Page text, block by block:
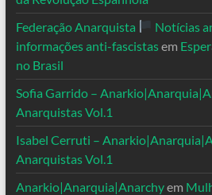
Federação Anarquista
Notícias
informações anti-fascistasem
no Brasil
Sofia Garrido –
Anarquistas Vol.1
Isabel Cerruti –
Anarquistas Vol.1
Anarkio|Anarquia|Anarchyem